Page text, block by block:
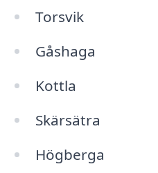
Torsvik
Gåshaga
Kottla
Skärsätra
Högberga